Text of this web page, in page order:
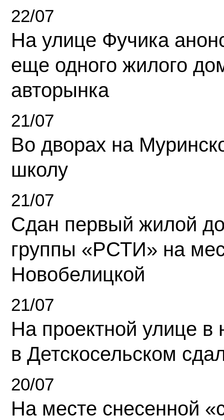
22/07
На улице Фучика
еще одного жилого
авторынка
21/07
Во дворах на
школу
21/07
Сдан первый жилой
группы «РСТИ» на
Новобелицкой
21/07
На проектной улице
в Детскосельском
20/07
На месте снесенной